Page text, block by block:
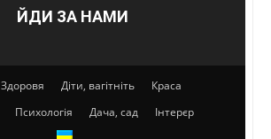
ЙДИ ЗА НАМИ
Здоровя Діти, вагітніть
Краса
Психологія Дача, сад Інтерєр